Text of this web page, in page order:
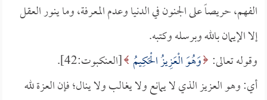
الفهم، حريصاً على الجنون في الدنيا وعدم المعرفة، وما ينور العقل
إلا الإيمان بالله وبرسله وكتبه.
وقوله تعالى: وَهُوَ الْعَزِيزُ الْحَكِيمُ [العنكبوت:42].
أي: وهو العزيز الذي لا يمانع ولا يغالب ولا ينال؛ فإن العزة لله